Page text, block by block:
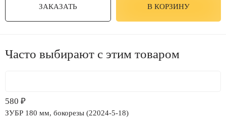
ЗАКАЗАТЬ В КОРЗИНУ
Часто выбирают с этим товаром
580 ₽
ЗУБР 180 мм, бокорезы (22024-5-18)